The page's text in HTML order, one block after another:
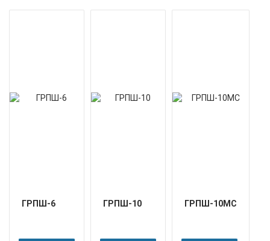
ГРПШ-6 ГРПШ-10 ГРПШ-10МС